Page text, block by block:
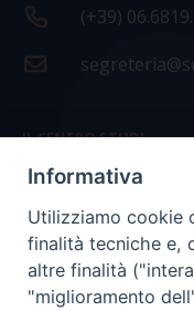
(+39)
IL CENTRO STUDI
La nostra storia
Statuto
Presidenza e ufficio
Informativa
Utilizziamo cookie
finalità tecniche e,
altre finalità
"miglioramento